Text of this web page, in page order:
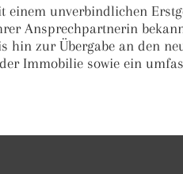
unverbindlichen
Ansprechpartnerin
hin zur Übergabe an den
Immobilie sowie ein